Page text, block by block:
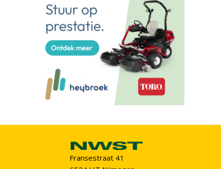
Fransestraat 41